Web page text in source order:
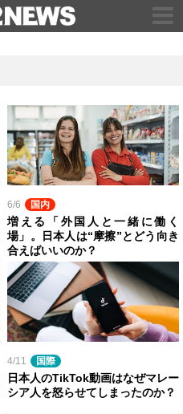
6/6 国内
増える「外国人と一緒に働く
場」。日本人は“摩擦”とどう向き
合えばいいのか？
4/11 国際
日本人のTikTok動画はなぜマレー
シア人を怒らせてしまったのか？